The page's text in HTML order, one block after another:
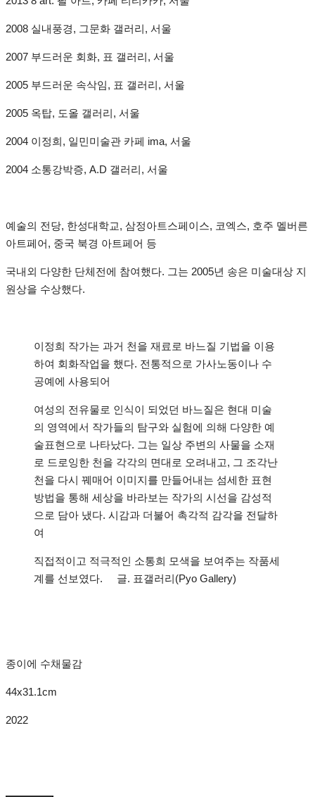
2008 실내풍경, 그문화 갤러리, 서울
2007 부드러운 회화, 표 갤러리, 서울
2005 부드러운 속삭임, 표 갤러리, 서울
2005 옥탑, 도올 갤러리, 서울
2004 이정희, 일민미술관 카페 ima, 서울
2004 소통강박증, A.D 갤러리, 서울
예술의 전당, 한성대학교, 삼정아트스페이스, 코엑스, 호주 멜버른
아트페어, 중국 북경 아트페어 등
국내외 다양한 단체전에 참여했다. 그는 2005년 송은 미술대상 지
원상을 수상했다.
이정희 작가는 과거 천을 재료로 바느질 기법을 이용
하여 회화작업을 했다. 전통적으로 가사노동이나 수
공예에 사용되어
여성의 전유물로 인식이 되었던 바느질은 현대 미술
의 영역에서 작가들의 탐구와 실험에 의해 다양한 예
술표현으로 나타났다. 그는 일상 주변의 사물을 소재
로 드로잉한 천을 각각의 면대로 오려내고, 그 조각난
천을 다시 꿰매어 이미지를 만들어내는 섬세한 표현
방법을 통해 세상을 바라보는 작가의 시선을 감성적
으로 담아 냈다. 시감과 더불어 촉각적 감각을 전달하
여
직접적이고 적극적인 소통희 모색을 보여주는 작품세
계를 선보였다. 글. 표갤러리(Pyo Gallery)
종이에 수채물감
44x31.1cm
2022